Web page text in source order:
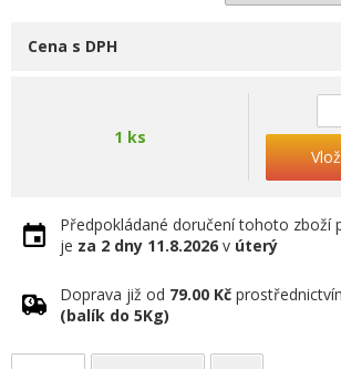
Cena s DPH
1 ks
Předpokládané doručení tohoto zboží
je za 2 dny 11.8.2026 v úterý
Doprava již od 79.00 Kč
(balík do 5Kg)